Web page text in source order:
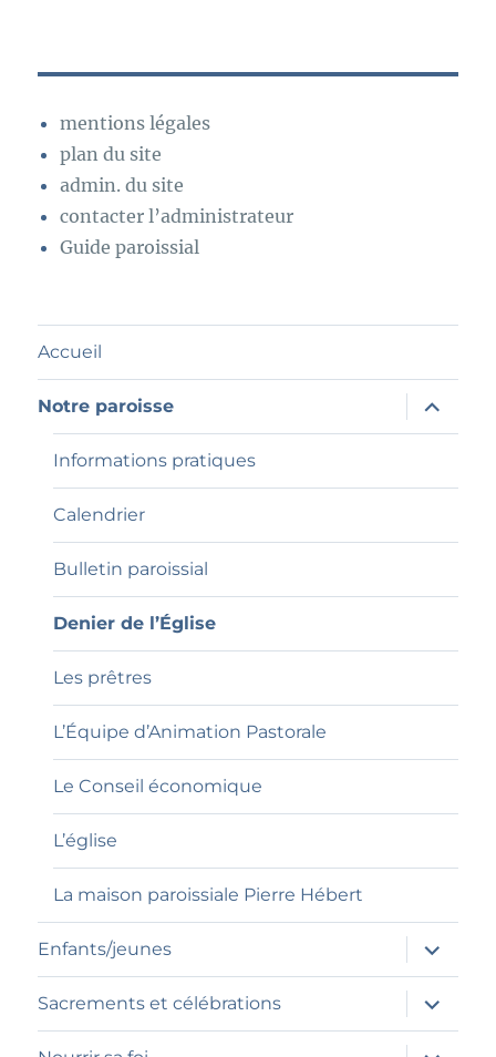
mentions légales
plan du site
admin. du site
contacter l’administrateur
Guide paroissial
Accueil
Notre paroisse
ouvrir
le
sous-
Informations pratiques
Calendrier
Bulletin paroissial
Denier de l’Église
Les prêtres
L’Équipe d’Animation Pastorale
Le Conseil économique
L’église
La maison paroissiale Pierre Hébert
Enfants/jeunes
ouvrir
le
sous-
menu
Sacrements et célébrations
ouvrir
le
sous-
menu
ouvrir